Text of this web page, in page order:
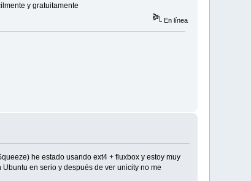
y gratuitamente
En línea
he estado usando ext4 + fluxbox y estoy muy
en serio y después de ver unicity no me